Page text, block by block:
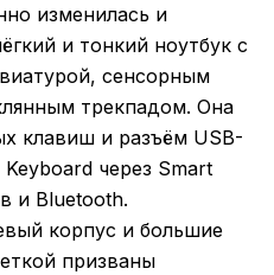
изменилась и
и тонкий ноутбук с
сенсорным
трекпадом. Она
клавиш и разъём USB-
через Smart
и Bluetooth.
корпус и большие
призваны